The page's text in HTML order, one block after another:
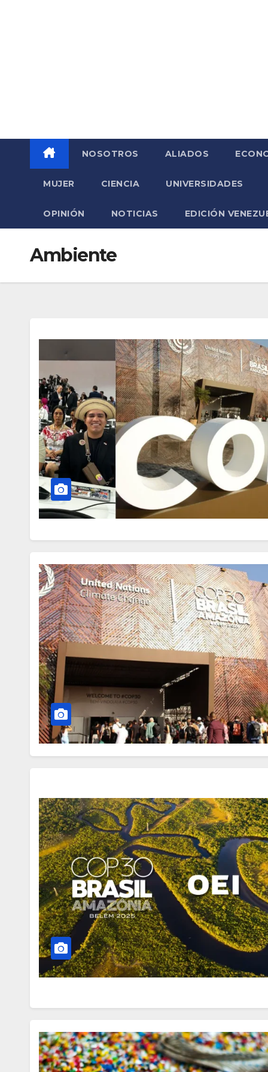
NOSOTROS ALIADOS
MUJER CIENCIA UNIVERSIDADES
OPINIÓN NOTICIAS EDICIÓN
Ambiente